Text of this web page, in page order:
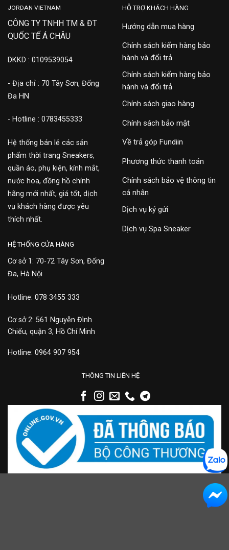
JORDAN VIETNAM
CÔNG TY TNHH TM & ĐT
QUỐC TẾ Á CHÂU
DKKD : 0109539054
- Địa chỉ : 70 Tây Sơn, Đống
Đa HN
- Hotline : 0783455333
Hệ thống bán lẻ các sản
phẩm thời trang Sneakers,
quần áo, phụ kiện, kính mắt,
nước hoa, đồng hồ chính
hãng mới nhất, giá tốt, dịch
vụ khách hàng được yêu
thích nhất.
HỖ TRỢ KHÁCH HÀNG
Hướng dẫn mua hàng
Chính sách kiểm hàng bảo
hành và đổi trả
Chính sách kiểm hàng bảo
hành và đổi trả
Chính sách giao hàng
Chính sách bảo mật
Về trả góp Fundiin
Phương thức thanh toán
Chính sách bảo vệ thông tin
cá nhân
Dịch vụ ký gửi
Dịch vụ Spa Sneaker
HỆ THỐNG CỬA HÀNG
Cơ sở 1: 70-72 Tây Sơn, Đống
Đa, Hà Nội
Hotline: 078 3455 333
Cơ sở 2: 561 Nguyễn Đình
Chiểu, quận 3, Hồ Chí Minh
Hotline: 0964 907 954
THÔNG TIN LIÊN HỆ